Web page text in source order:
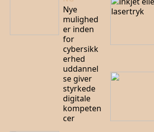
Nye
mulighed
er inden
for
cybersikk
erhed
uddannel
se giver
styrkede
digitale
kompeten
cer